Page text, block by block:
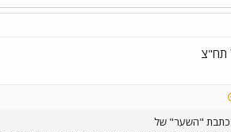
בכתבת "השער" של